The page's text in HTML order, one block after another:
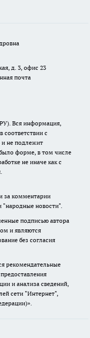
д. 3, офис 23
почта
Вся информация,
соответствии с
и не подлежит
форме, в том числе
не иначе как с
за комментарии
"народные новости".
подписью автора
и являются
без согласия
рекомендательные
и анализа сведений,
сети "Интернет",